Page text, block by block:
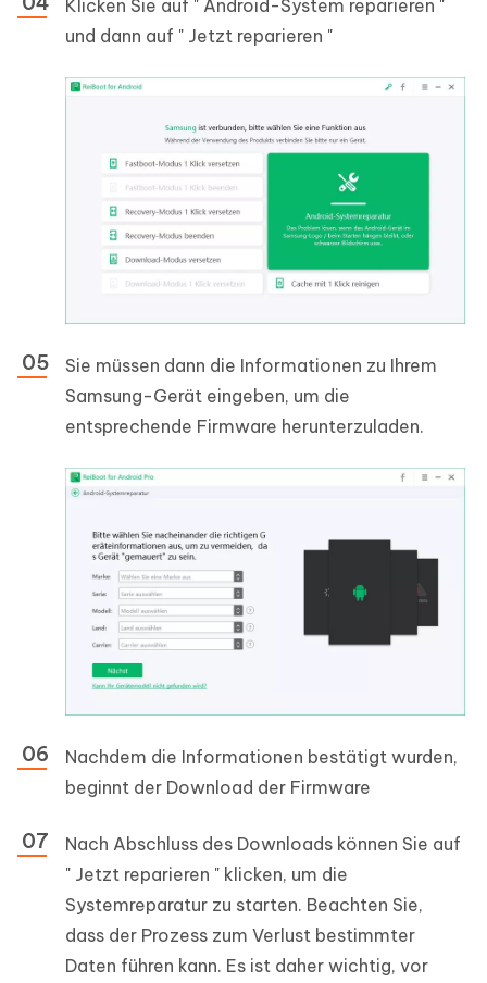
Klicken Sie auf " Android-System reparieren "
und dann auf " Jetzt reparieren "
Sie müssen dann die Informationen zu Ihrem
Samsung-Gerät eingeben, um die
entsprechende Firmware herunterzuladen.
Nachdem die Informationen bestätigt wurden,
beginnt der Download der Firmware
Nach Abschluss des Downloads können Sie auf
" Jetzt reparieren " klicken, um die
Systemreparatur zu starten. Beachten Sie,
dass der Prozess zum Verlust bestimmter
Daten führen kann. Es ist daher wichtig, vor